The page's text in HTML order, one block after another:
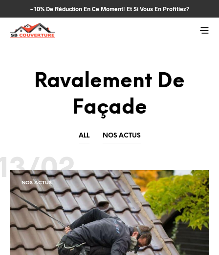
– 10% De Réduction En Ce Moment! Et Si Vous En Profitiez?
Ravalement De
Façade
ALL NOS ACTUS
02
NOS ACTUS